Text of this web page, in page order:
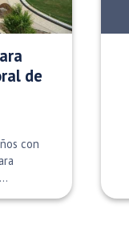
de
con